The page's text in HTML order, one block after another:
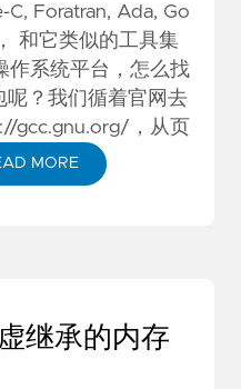
C, Foratran, Ada, Go
和它类似的工具集
作系统平台，怎么找
呢？我们循着官网去
gcc.gnu.org/ ，从页
MORE
继承的内存